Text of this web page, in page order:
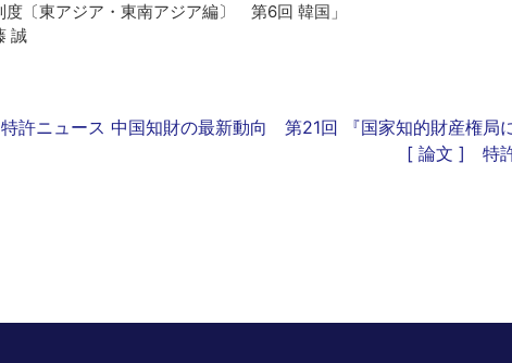
度〔東アジア・東南アジア編〕 第6回 韓国」
誠
ニュース 中国知財の最新動向 第21回 『国家知的財産権局に
[ 論文 ] 特